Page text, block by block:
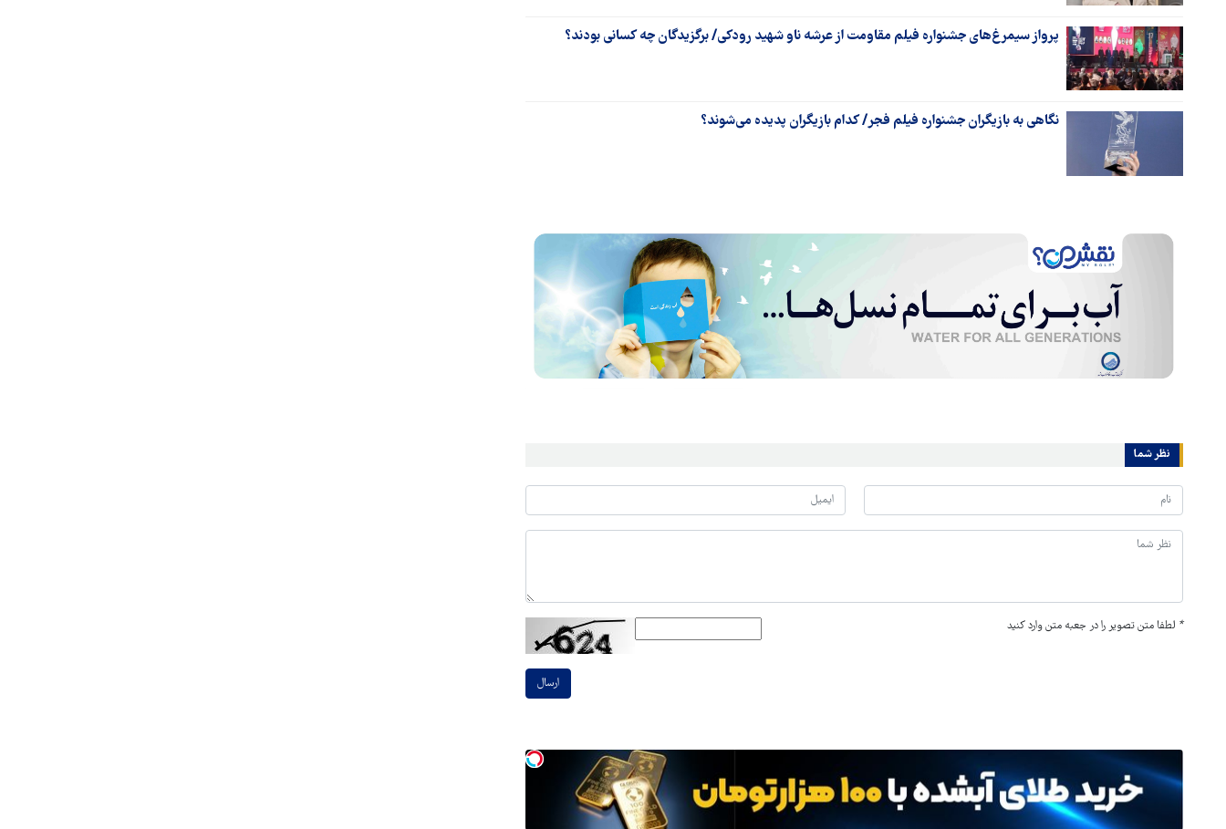
پرواز سیمرغ‌های جشنواره فیلم مقاومت از عرشه ناو شهید رودکی/ برگزیدگان چه کسانی بودند؟
نگاهی به بازیگران جشنواره فیلم فجر/ کدام بازیگران پدیده می‌شوند؟
نظر شما
* لطفا متن تصویر را در جعبه متن وارد کنید
ارسال